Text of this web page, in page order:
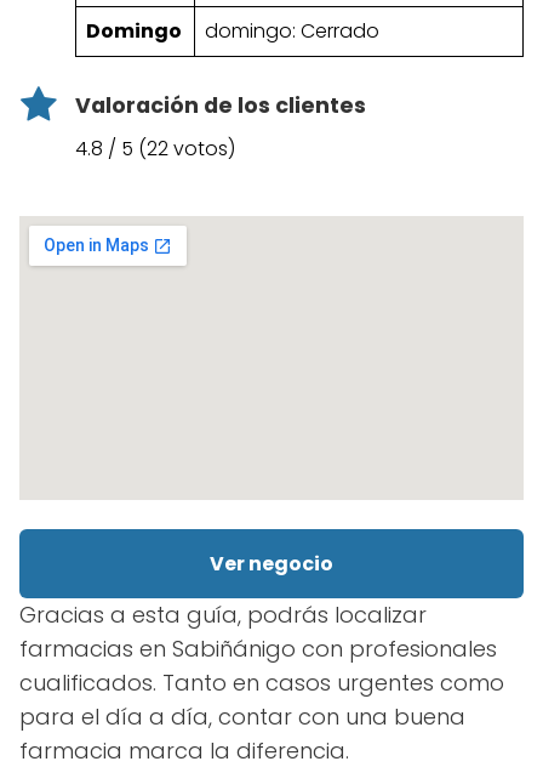
Domingo
domingo: Cerrado
Valoración de los clientes
4.8 / 5 (22 votos)
Ver negocio
Gracias a esta guía, podrás localizar
farmacias en Sabiñánigo con profesionales
cualificados. Tanto en casos urgentes como
para el día a día, contar con una buena
farmacia marca la diferencia.